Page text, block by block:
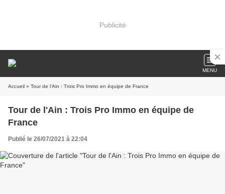
Publicité
MENU
Accueil » Tour de l'Ain : Trois Pro Immo en équipe de France
Tour de l'Ain : Trois Pro Immo en équipe de
France
Publié le 26/07/2021 à 22:04